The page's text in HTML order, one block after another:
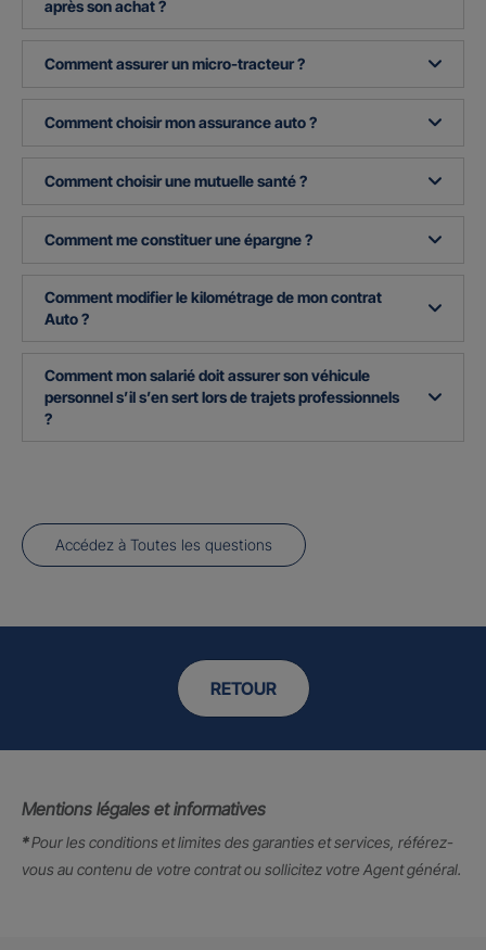
après son achat ?
Comment assurer un micro-tracteur ?
Comment choisir mon assurance auto ?
Comment choisir une mutuelle santé ?
Comment me constituer une épargne ?
Comment modifier le kilométrage de mon contrat
Auto ?
Comment mon salarié doit assurer son véhicule
personnel s’il s’en sert lors de trajets professionnels
?
Accédez à Toutes les questions
RETOUR
Mentions légales et informatives
*Pour les conditions et limites des garanties et services, référez-
vous au contenu de votre contrat ou sollicitez votre Agent général.